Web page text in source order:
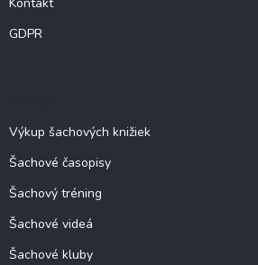
GDPR
Výkup šachových knižiek
Šachové časopisy
Šachový tréning
Šachové videá
Šachové kluby